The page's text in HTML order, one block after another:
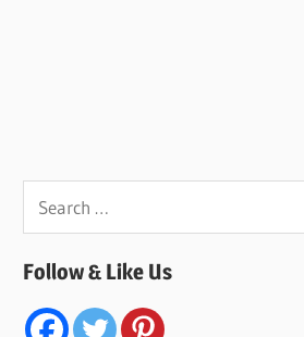
Follow & Like Us